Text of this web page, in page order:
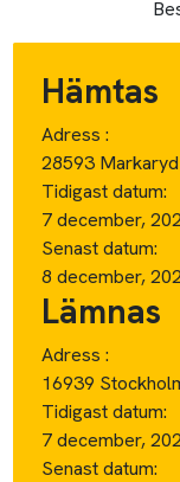
Hämtas
Adress :
28593
Tidigast datum:
7 december,
Senast datum:
8 december,
Lämnas
Adress :
16939
Tidigast datum:
7 december,
Senast datum: